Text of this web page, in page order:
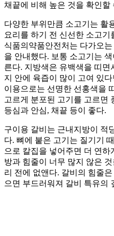
채끝에 비해 높은 것을 확인할
다양한 부위만큼 소고기는 활
요리를 하기 전 신선한 소고기
식품의약품안전처는 다가오
을 안내했다. 보통 소고기는
른다. 지방색은 유백색을 띠
지 안에 육즙이 많이 고여 있
이용으로는 선명한 선홍색을
고르게 분포된 고기를 고르면
등심과 안심, 채끝 등이 좋다.
구이용 갈비는 근내지방이 적
다. 뼈에 붙은 고기는 질기기
으로 칼집을 넣어주면 더 연하
방과 힘줄이 너무 많지 않은
리 전에 없앤다. 갈비의 힘줄
으면 부드러워져 갈비 특유의